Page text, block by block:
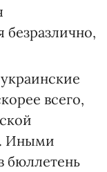
безразлично,
всего,
Иными
бюллетень